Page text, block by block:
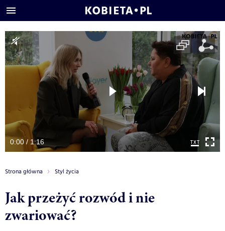
0:00 / 1:16
Strona główna Styl życia
Jak przeżyć rozwód i nie
zwariować?